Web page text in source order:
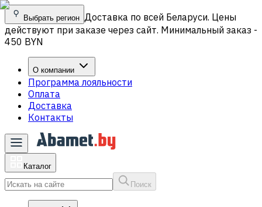
Выбрать регион Доставка по всей Беларуси. Цены
действуют при заказе через сайт. Минимальный заказ -
450 BYN
О компании
Программа лояльности
Оплата
Доставка
Контакты
Каталог
Поиск